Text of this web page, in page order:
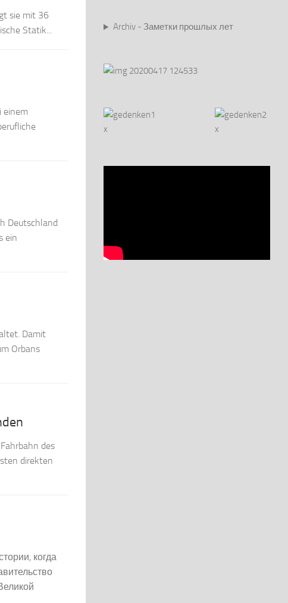
sie mit 36
Statik...
einem
Deutschland
ein
Damit
Orbans
des
direkten
когда
Archiv - Заметки прошлых лет